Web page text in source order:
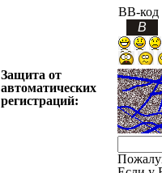
BB-код
Защита от
автоматических
регистраций: